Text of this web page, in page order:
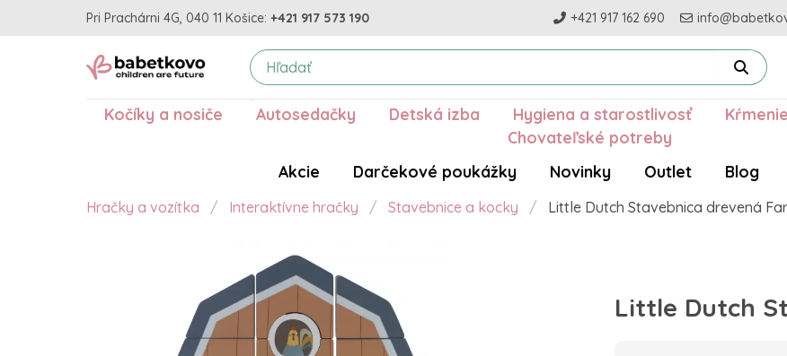
Pri Prachárni 4G, 040 11 Košice: +421 917 573 190 +421 917 162 690
Kočíky a nosiče Autosedačky Detská izba Hygiena a starostlivosť Kŕmenie
Chovateľské potreby
Akcie
Darčekové poukážky Novinky Outlet Blog
Hračky a vozítka Interaktívne hračky Stavebnice a kocky Little Dutch Stavebnica drevená
Little Dutch